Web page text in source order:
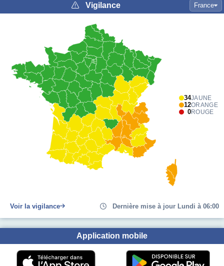
Vigilance France
34JAUNE
12ORANGE
0ROUGE
Voir la vigilance Dernière mise à jour Lundi à 06:00
Application mobile